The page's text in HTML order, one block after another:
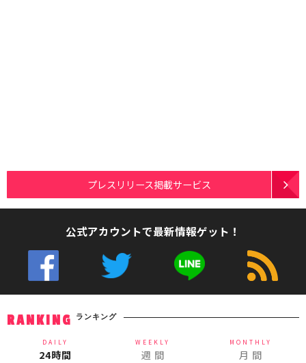
プレスリリース掲載サービス
公式アカウントで最新情報ゲット！
RANKING ランキング
DAILY
24時間
WEEKLY
週 間
MONTHLY
月 間